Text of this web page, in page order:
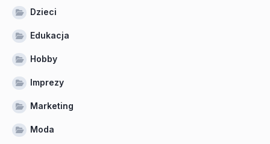
Dzieci
Edukacja
Hobby
Imprezy
Marketing
Moda